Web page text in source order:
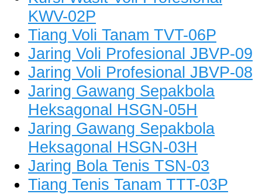
KWV-02P
Tiang Voli Tanam TVT-06P
Jaring Voli Profesional JBVP-09
Jaring Voli Profesional JBVP-08
Jaring Gawang Sepakbola
Heksagonal HSGN-05H
Jaring Gawang Sepakbola
Heksagonal HSGN-03H
Jaring Bola Tenis TSN-03
Tiang Tenis Tanam TTT-03P